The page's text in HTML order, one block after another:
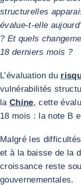
structurelles
évalue-t-elle
? Et quels
18 derniers mois ?
L’évaluation du
vulnérabilités
laChine, cette
18 mois : la note B
Malgré les
et à la baisse de la
croissance reste
gouvernementales.